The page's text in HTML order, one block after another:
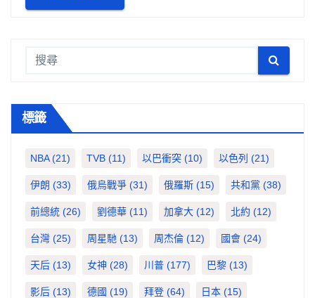
標籤
NBA(21) TVB (11) 以巴衝突 (10) 以色列 (21)
伊朗 (33) 俄烏戰爭 (31) 俄羅斯 (15) 共和黨 (38)
前總統 (26) 劉德華 (11) 加拿大 (12) 北約 (12)
台灣 (25) 周星馳 (13) 周杰倫 (12) 國會 (24)
天后 (13) 女神 (28) 川普 (177) 巴黎 (13)
影后 (13) 德國 (19) 拜登 (64) 日本 (15)